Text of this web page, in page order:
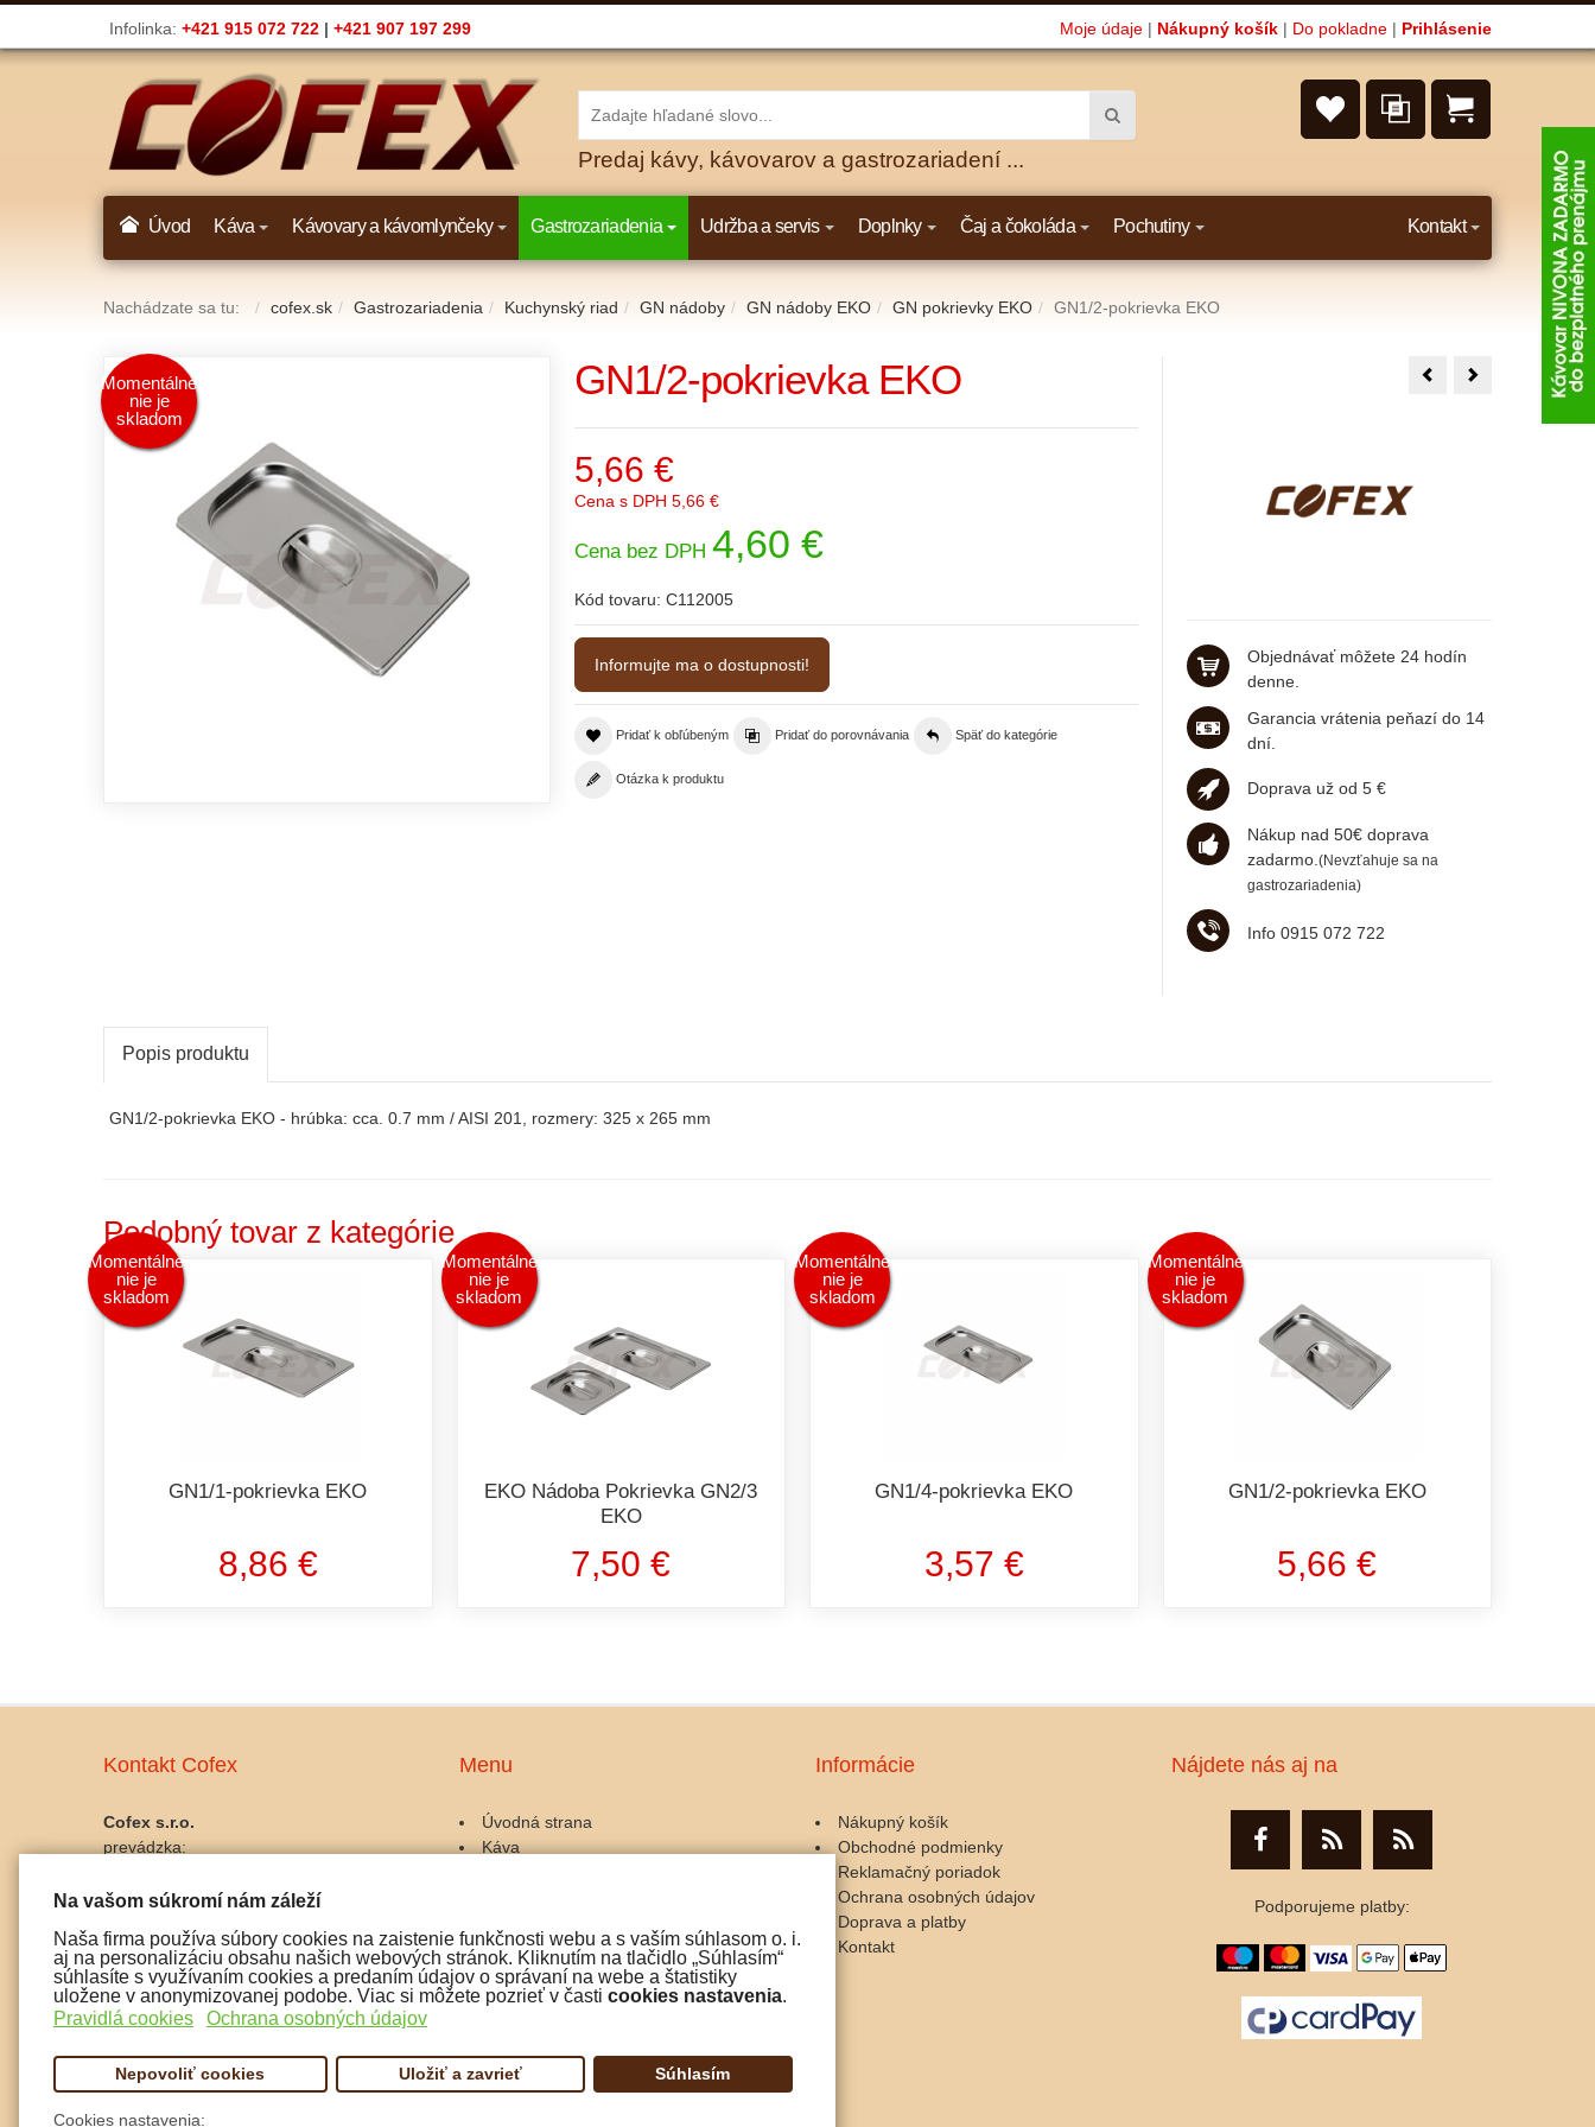
Na vašom súkromí nám záleží
Naša firma používa súbory cookies na zaistenie funkčnosti webu a s vaším súhlasom o. i.
aj na personalizáciu obsahu našich webových stránok. Kliknutím na tlačidlo „Súhlasím“
súhlasíte s využívaním cookies a predaním údajov o správaní na webe a štatistiky
uložene v anonymizovanej podobe. Viac si môžete pozrieť v časti cookies nastavenia.
Pravidlá cookies
Ochrana osobných údajov
Nepovoliť cookies Uložiť a zavrieť Súhlasím
Cookies nastavenia:
Infolinka: +421 915 072 722 | +421 907 197 299 Moje údaje | Nákupný košík | Do pokladne | Prihlásenie
Predaj kávy, kávovarov a gastrozariadení ...
Úvod Káva Kávovary a kávomlynčeky Gastrozariadenia Udržba a servis Doplnky Čaj a čokoláda Pochutiny Kontakt
Nachádzate sa tu: cofex.sk Gastrozariadenia Kuchynský riad GN nádoby GN nádoby EKO GN pokrievky EKO GN1/2-pokrievka EKO
Momentálne
nie je
skladom
GN1/2-pokrievka EKO
5,66 €
Cena s DPH 5,66 €
Cena bez DPH 4,60 €
Kód tovaru: C112005
Informujte ma o dostupnosti!
Pridať k obľúbeným Pridať do porovnávania Späť do kategórie
Otázka k produktu
GN1/3-GN1/9-
Objednávať môžete 24 hodín
denne.
Garancia vrátenia peňazí do 14
dní.
Doprava už od 5 €
Nákup nad 50€ doprava
zadarmo.(Nevzťahuje sa na
gastrozariadenia)
Info 0915 072 722
Popis produktu
GN1/2-pokrievka EKO - hrúbka: cca. 0.7 mm / AISI 201, rozmery: 325 x 265 mm
Podobný tovar z kategórie
Momentálne
nie je
skladom
GN1/1-pokrievka EKO
8,86 €
Momentálne
nie je
skladom
EKO Nádoba Pokrievka GN2/3
EKO
7,50 €
Momentálne
nie je
skladom
GN1/4-pokrievka EKO
3,57 €
Momentálne
nie je
skladom
GN1/2-pokrievka EKO
5,66 €
Kontakt Cofex
Cofex s.r.o.
prevádzka:
IČO: 45486042
tel:
0915 072 722
0907 197 299
Menu
Úvodná strana
Káva
Doplnky ku káve
Čaj a čokoláda
Pochutiny
Informácie
Nákupný košík
Obchodné podmienky
Reklamačný poriadok
Ochrana osobných údajov
Doprava a platby
Kontakt
Nájdete nás aj na
Podporujeme platby: